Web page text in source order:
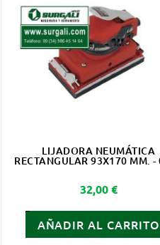
LIJADORA NEUMÁTICA
RECTANGULAR 93X170 MM.
Precio
32,00 €
AÑADIR AL CARRITO
(6)